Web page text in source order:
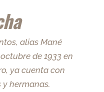
alias Mané
de 1933 en
ya cuenta con
hermanas.